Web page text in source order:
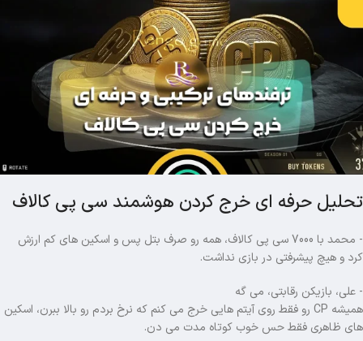
تحلیل حرفه ای خرج کردن هوشمند سی پی کالاف
- محمد با 7000 سی پی کالاف، همه رو صرف بتل پس و اسکین های کم ارزش
کرد و هیچ پیشرفتی در بازی نداشت.
- علی، بازیکن رقابتی، می گه
همیشه CP رو فقط روی آیتم هایی خرج می کنم که نرخ بردم رو بالا ببرن، اسکین
های ظاهری فقط حس خوب کوتاه مدت می دن.